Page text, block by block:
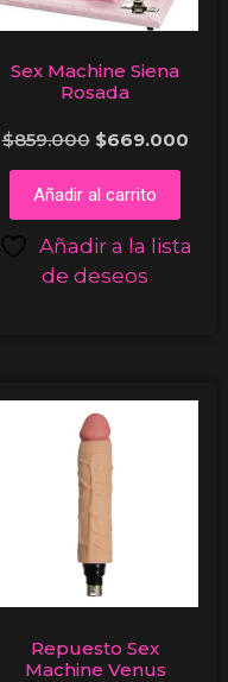
Sex Machine Siena
Rosada
$859.000 $669.000
Añadir al carrito
Añadir a la lista
de deseos
Repuesto Sex
Machine Venus